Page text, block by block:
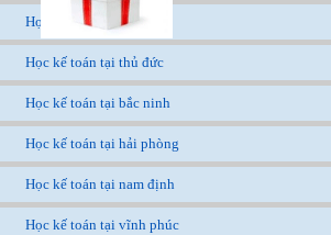
Học kế toán tại tphcm
Học kế toán tại thủ đức
Học kế toán tại bắc ninh
Học kế toán tại hải phòng
Học kế toán tại nam định
Học kế toán tại vĩnh phúc